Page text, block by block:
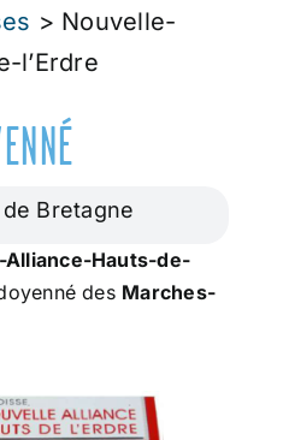
> Nouvelle-
l’Erdre
Bretagne
Alliance-Hauts-de-
des Marches-